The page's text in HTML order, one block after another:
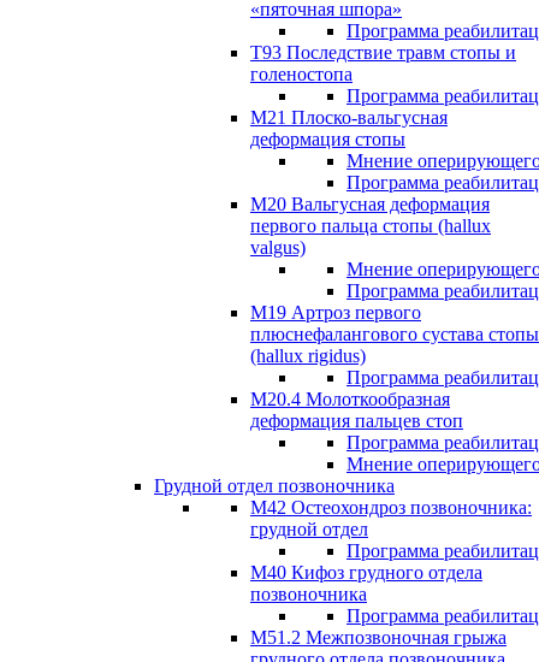
«пяточная шпора»
Программа
Т93 Последствие травм стопы и
голеностопа
Программа
М21 Плоско-вальгусная
деформация стопы
Мнение
Программа
М20 Вальгусная деформация
первого пальца стопы (hallux
valgus)
Мнение
Программа
М19 Артроз первого
плюснефалангового сустава стопы
(hallux rigidus)
Программа
М20.4 Молоткообразная
деформация пальцев стоп
Программа
Мнение
Грудной отдел позвоночника
М42 Остеохондроз позвоночника:
грудной отдел
Программа
М40 Кифоз грудного отдела
позвоночника
Программа
M51.2 Межпозвоночная грыжа